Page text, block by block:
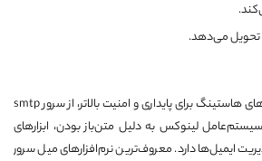
تحویل می‌دهد.
بسیاری از سازمان‌ها و شرکت‌های هاستینگ برای پایداری و امنیت بالاتر، از سرور smtp
لینوکس به دلیل متن‌باز بودن، ابزارهای
ایمیل‌ها دارد. معروف‌ترین نرم‌افزارهای میل سرور